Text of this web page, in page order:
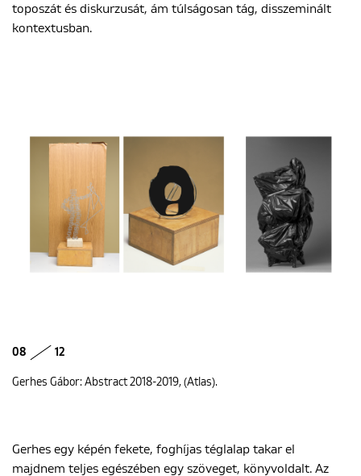
toposzát és diskurzusát, ám túlságosan tág, disszeminált
kontextusban.
08 12
Gerhes Gábor: Abstract 2018-2019, (Atlas).
Gerhes egy képén fekete, foghíjas téglalap takar el
majdnem teljes egészében egy szöveget, könyvoldalt. Az